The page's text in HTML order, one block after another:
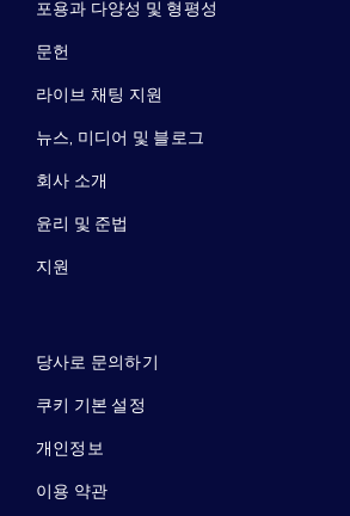
포용과 다양성 및 형평성
문헌
라이브 채팅 지원
뉴스, 미디어 및 블로그
회사 소개
윤리 및 준법
지원
당사로 문의하기
쿠키 기본 설정
개인정보
이용 약관